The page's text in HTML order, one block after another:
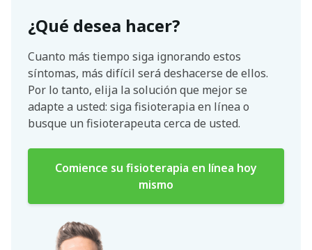
¿Qué desea hacer?
Cuanto más tiempo siga ignorando estos
síntomas, más difícil será deshacerse de ellos.
Por lo tanto, elija la solución que mejor se
adapte a usted: siga fisioterapia en línea o
busque un fisioterapeuta cerca de usted.
Comience su fisioterapia en línea hoy
mismo